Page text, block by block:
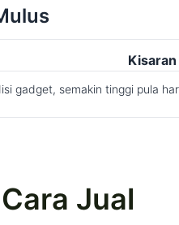
gadget, semakin tinggi pula
Jual